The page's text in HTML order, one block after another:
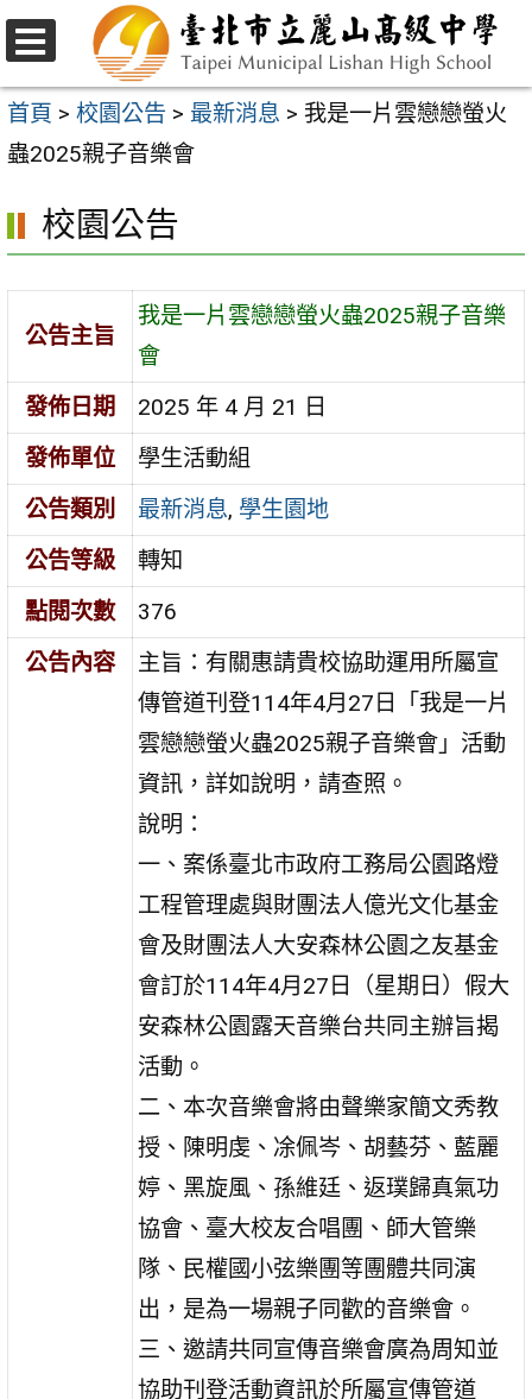
跳
至
主
要
容
區
選
單
首頁 > 校園公告 > 最新消息 > 我是一片雲戀戀螢火
蟲2025親子音樂會
校園公告
公告主旨
我是一片雲戀戀螢火蟲2025親子音樂
會
發佈日期
2025 年 4 月 21 日
發佈單位
學生活動組
公告類別
最新消息, 學生園地
公告等級
轉知
點閱次數
376
公告內容
主旨：有關惠請貴校協助運用所屬宣
傳管道刊登114年4月27日「我是一片
雲戀戀螢火蟲2025親子音樂會」活動
資訊，詳如說明，請查照。
說明：
一、案係臺北市政府工務局公園路燈
工程管理處與財團法人億光文化基金
會及財團法人大安森林公園之友基金
會訂於114年4月27日（星期日）假大
安森林公園露天音樂台共同主辦旨揭
活動。
二、本次音樂會將由聲樂家簡文秀教
授、陳明虔、凃佩岑、胡藝芬、藍麗
婷、黑旋風、孫維廷、返璞歸真氣功
協會、臺大校友合唱團、師大管樂
隊、民權國小弦樂團等團體共同演
出，是為一場親子同歡的音樂會。
三、邀請共同宣傳音樂會廣為周知並
協助刊登活動資訊於所屬宣傳管道